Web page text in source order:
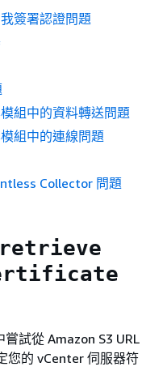
簽署認證問題
組中的資料轉送問題
組中的連線問題
Collector 問題
試從 Amazon S3 URL
您的 vCenter 伺服器符